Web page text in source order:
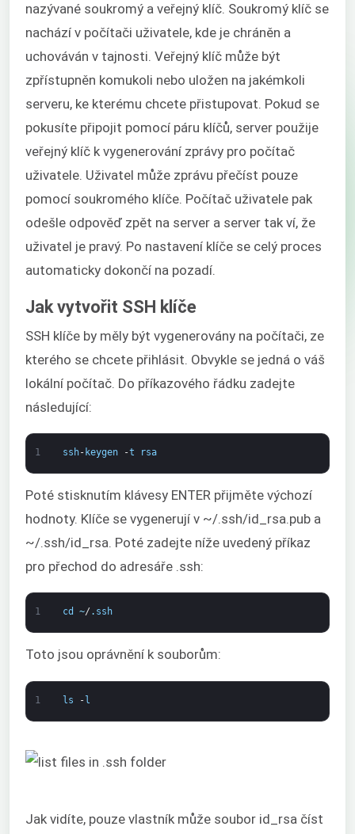
nazývané soukromý a veřejný klíč. Soukromý klíč se
nachází v počítači uživatele, kde je chráněn a
uchováván v tajnosti. Veřejný klíč může být
zpřístupněn komukoli nebo uložen na jakémkoli
serveru, ke kterému chcete přistupovat. Pokud se
pokusíte připojit pomocí páru klíčů, server použije
veřejný klíč k vygenerování zprávy pro počítač
uživatele. Uživatel může zprávu přečíst pouze
pomocí soukromého klíče. Počítač uživatele pak
odešle odpověď zpět na server a server tak ví, že
uživatel je pravý. Po nastavení klíče se celý proces
automaticky dokončí na pozadí.
Jak vytvořit SSH klíče
SSH klíče by měly být vygenerovány na počítači, ze
kterého se chcete přihlásit. Obvykle se jedná o váš
lokální počítač. Do příkazového řádku zadejte
následující:
1 ssh- keygen -t rsa
Poté stisknutím klávesy ENTER přijměte výchozí
hodnoty. Klíče se vygenerují v ~/.ssh/id_rsa.pub a
~/.ssh/id_rsa. Poté zadejte níže uvedený příkaz
pro přechod do adresáře .ssh:
1 cd ~/ . ssh
Toto jsou oprávnění k souborům:
1 ls -l
Jak vidíte, pouze vlastník může soubor id_rsa číst